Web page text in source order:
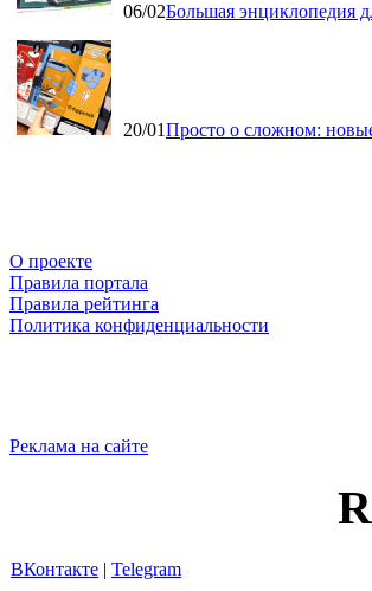
06/02Большая энциклопедия
20/01Просто о сложном:
О проекте
Правила портала
Правила рейтинга
Политика конфиденциальности
Реклама на сайте
ВКонтакте | Telegram